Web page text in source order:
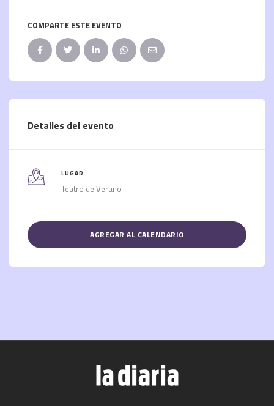
COMPARTE ESTE EVENTO
Detalles del evento
LUGAR
Teatro de Verano
AGREGAR AL CALENDARIO